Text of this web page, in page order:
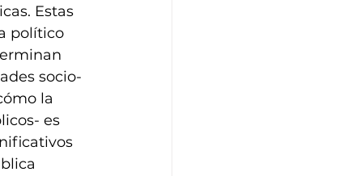
Estas
político
socio-
la
es